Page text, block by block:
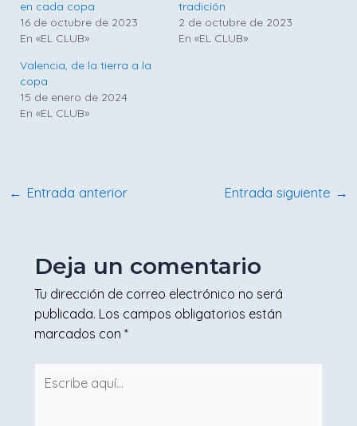
en cada copa
16 de octubre de 2023
En «EL CLUB»
tradición
2 de octubre de 2023
En «EL CLUB»
Valencia, de la tierra a la
copa
15 de enero de 2024
En «EL CLUB»
← Entrada anterior Entrada siguiente →
Deja un comentario
Tu dirección de correo electrónico no será
publicada. Los campos obligatorios están
marcados con *
aquí...